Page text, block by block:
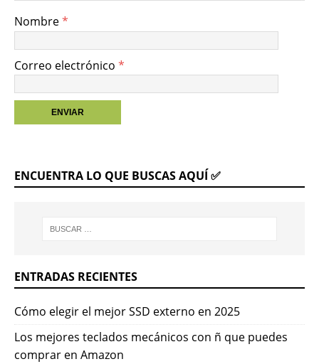
Nombre*
Correo electrónico *
ENCUENTRA LO QUE BUSCAS AQUÍ ✅
ENTRADAS RECIENTES
Cómo elegir el mejor SSD externo en 2025
Los mejores teclados mecánicos con ñ que puedes
comprar en Amazon